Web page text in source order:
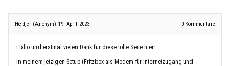
Heidjer (Anonym) 19. April 2023 0 Kommentare
Hallo und erstmal vielen Dank für diese tolle Seite hier!
In meinem jetzigen Setup (Fritzbox als Modem für Internetzugang und